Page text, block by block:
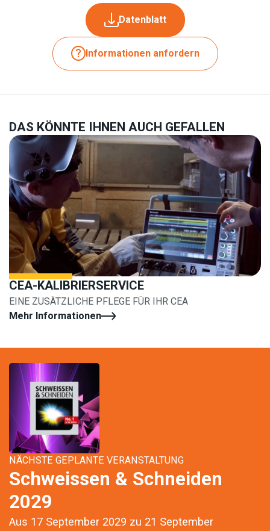
Datenblatt
Informationen anfordern
DAS KÖNNTE IHNEN AUCH GEFALLEN
CEA-KALIBRIERSERVICE
EINE ZUSÄTZLICHE PFLEGE FÜR IHR CEA
Mehr Informationen
NÄCHSTE GEPLANTE VERANSTALTUNG
Schweissen & Schneiden
2029
Aus 17 September 2029 zu 21 September